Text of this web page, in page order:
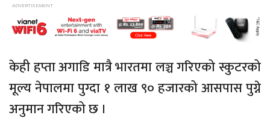
केही हप्ता अगाडि मात्रै भारतमा लञ्च गरिएको स्कुटरको
मूल्य नेपालमा पुग्दा १ लाख ९० हजारको आसपास पुग्ने
अनुमान गरिएको छ ।